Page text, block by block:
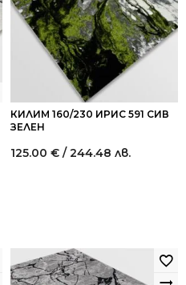
КИЛИМ 160/230 ИРИС 591 СИВ
ЗЕЛЕН
125.00 € / 244.48 лв.